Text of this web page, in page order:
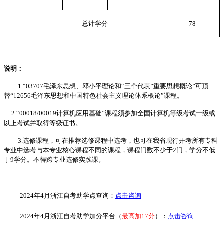
总计学分 78
说明：
1. “03707毛泽东思想、邓小平理论和“三个代表”重要思想概论”可顶
替“12656毛泽东思想和中国特色社会主义理论体系概论”课程。
2. “00018/00019计算机应用基础”课程须参加全国计算机等级考试一级或
以上考试并取得等级证书。
3. 选修课程，可在推荐选修课程中选考，也可在我省现行开考所有专科
专业中选考与本专业核心课程不同的课程，课程门数不少于2门，学分不低
于9学分。不得跨专业选修实践课。
2024年4月浙江自考助学点查询： 点击咨询
2024年4月浙江自考助学加分平台（最高加17分）： 点击咨询